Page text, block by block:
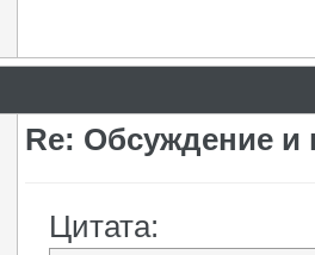
Re: Обсуждение
Цитата: